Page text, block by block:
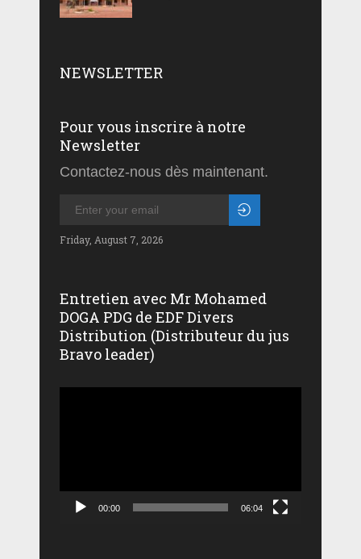
NEWSLETTER
Pour vous inscrire à notre
Newsletter
Contactez-nous dès maintenant.
Friday, August 7, 2026
Entretien avec Mr Mohamed
DOGA PDG de EDF Divers
Distribution (Distributeur du jus
Bravo leader)
00:00 06:04